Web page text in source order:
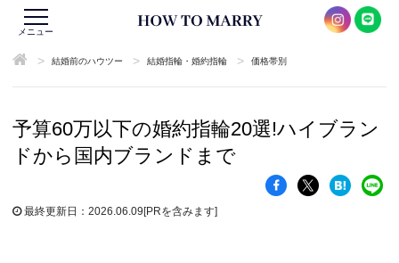
メニュー
> 結婚前のハウツー > 結婚指輪・婚約指輪 > 価格帯別
予算60万以下の婚約指輪20選!ハイブラン
ドから国内ブランドまで
最終更新日：2026.06.09[PRを含みます]